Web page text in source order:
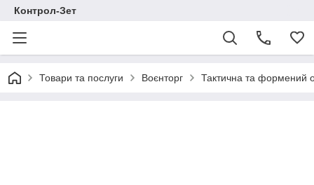
Контрол-Зет
Товари та послуги Воєнторг Тактична та формений